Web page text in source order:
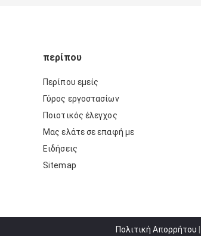
περίπου
Περίπου εμείς
Γύρος εργοστασίων
Ποιοτικός έλεγχος
Μας ελάτε σε επαφή με
Ειδήσεις
Sitemap
Πολιτική Απορρήτου